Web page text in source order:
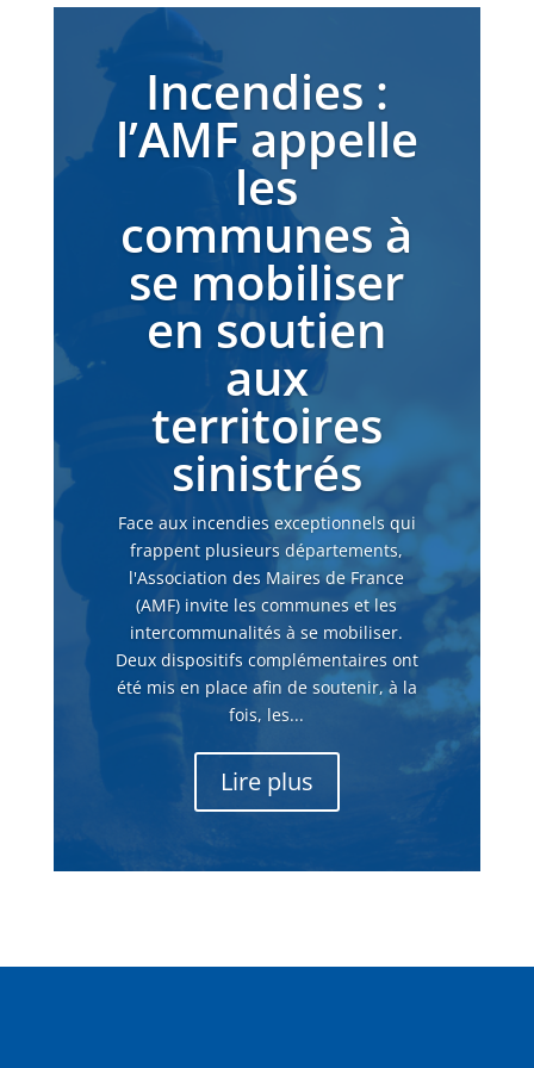
Incendies :
l’AMF appelle
les
communes à
se mobiliser
en soutien
aux
territoires
sinistrés
Face aux incendies exceptionnels qui
frappent plusieurs départements,
l'Association des Maires de France
(AMF) invite les communes et les
intercommunalités à se mobiliser.
Deux dispositifs complémentaires ont
été mis en place afin de soutenir, à la
fois, les...
Lire plus